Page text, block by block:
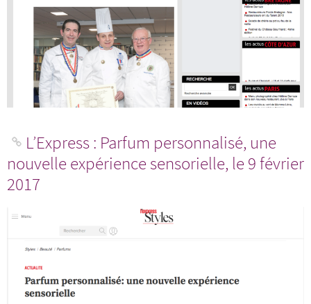
L’Express : Parfum personnalisé, une
nouvelle expérience sensorielle, le 9 février
2017